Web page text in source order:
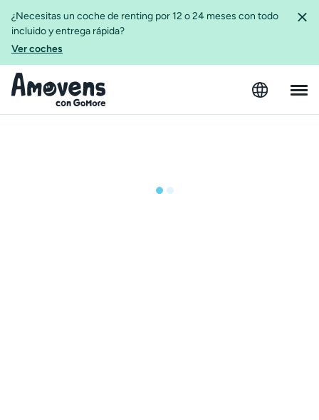
¿Necesitas un coche de renting por 12 o 24 meses con todo
incluido y entrega rápida?
Ver coches